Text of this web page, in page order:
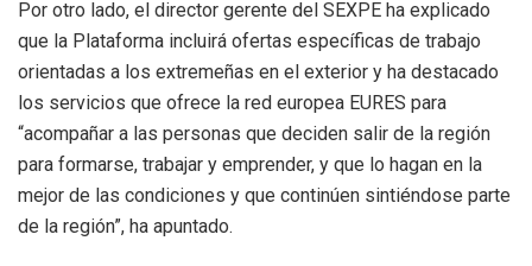
Por otro lado, el director gerente del SEXPE ha explicado
que la Plataforma incluirá ofertas específicas de trabajo
orientadas a los extremeñas en el exterior y ha destacado
los servicios que ofrece la red europea EURES para
“acompañar a las personas que deciden salir de la región
para formarse, trabajar y emprender, y que lo hagan en la
mejor de las condiciones y que continúen sintiéndose parte
de la región”, ha apuntado.